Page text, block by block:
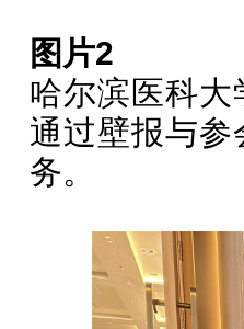
图片2
哈尔滨医科
通过壁报与
务。